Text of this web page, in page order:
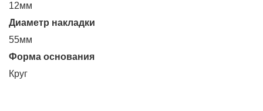
12мм
Диаметр накладки
55мм
Форма основания
Круг